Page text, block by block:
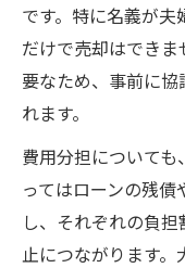
です。特に名義が
だけで売却はでき
要なため、事前に
れます。
費用分担について
ってはローンの残
し、それぞれの負
止につながります